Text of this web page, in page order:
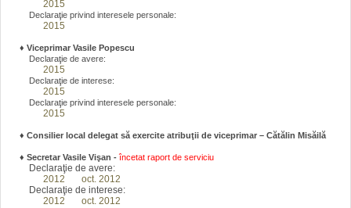
2015
Declaraţie privind interesele personale:
2015
♦ Viceprimar Vasile Popescu
Declaraţie de avere:
2015
Declaraţie de interese:
2015
Declaraţie privind interesele personale:
2015
♦ Consilier local delegat să exercite atribuţii de viceprimar – Cătălin Misăilă
♦ Secretar Vasile Vişan - încetat raport de serviciu
Declaraţie de avere:
2012
oct. 2012
Declaraţie de interese:
2012
oct. 2012